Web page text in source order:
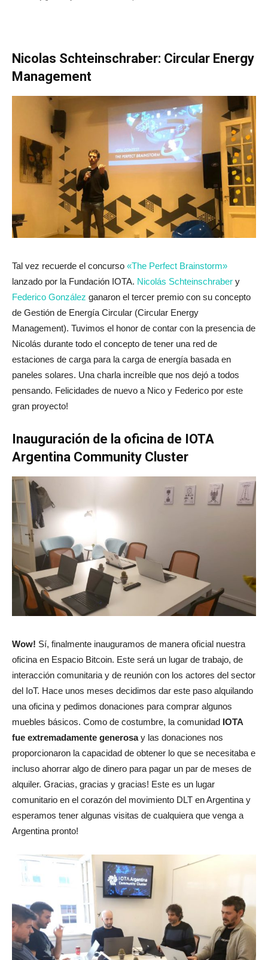
Nicolas Schteinschraber: Circular Energy
Management
Tal vez recuerde el concurso «The Perfect Brainstorm»
lanzado por la Fundación IOTA. Nicolás Schteinschraber y
Federico González ganaron el tercer premio con su concepto
de Gestión de Energía Circular (Circular Energy
Management). Tuvimos el honor de contar con la presencia de
Nicolás durante todo el concepto de tener una red de
estaciones de carga para la carga de energía basada en
paneles solares. Una charla increíble que nos dejó a todos
pensando. Felicidades de nuevo a Nico y Federico por este
gran proyecto!
Inauguración de la oficina de IOTA
Argentina Community Cluster
Wow! Sí, finalmente inauguramos de manera oficial nuestra
oficina en Espacio Bitcoin. Este será un lugar de trabajo, de
interacción comunitaria y de reunión con los actores del sector
del IoT. Hace unos meses decidimos dar este paso alquilando
una oficina y pedimos donaciones para comprar algunos
muebles básicos. Como de costumbre, la comunidad IOTA
fue extremadamente generosay las donaciones nos
proporcionaron la capacidad de obtener lo que se necesitaba e
incluso ahorrar algo de dinero para pagar un par de meses de
alquiler. Gracias, gracias y gracias! Este es un lugar
comunitario en el corazón del movimiento DLT en Argentina y
esperamos tener algunas visitas de cualquiera que venga a
Argentina pronto!